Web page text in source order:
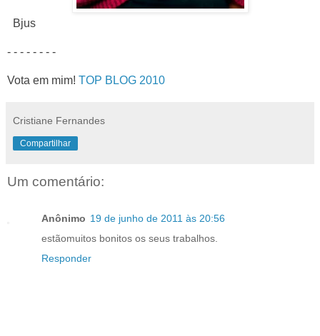
Bjus
- - - - - - - -
Vota em mim! TOP BLOG 2010
Cristiane Fernandes
Compartilhar
Um comentário:
Anônimo 19 de junho de 2011 às 20:56
estãomuitos bonitos os seus trabalhos.
Responder